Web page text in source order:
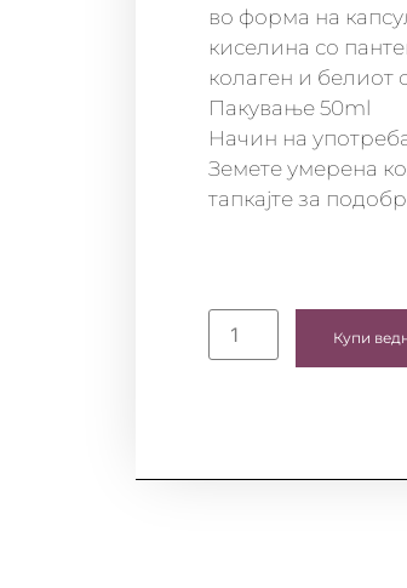
во форма на
киселина со
колаген и белиот
Пакување 50ml
Начин на
Земете умерена
тапкајте за
Купи